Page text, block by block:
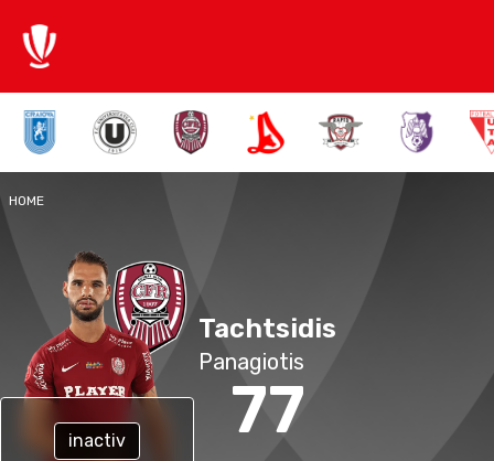
HOME
inactiv 77
Tachtsidis
Panagiotis